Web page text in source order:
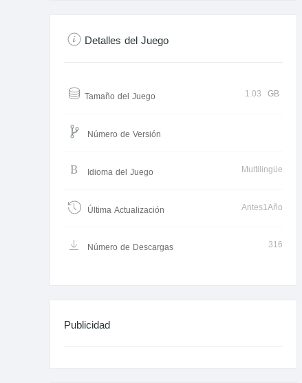
Detalles del Juego
Tamaño del Juego 1.03 GB
Número de Versión
Idioma del Juego Multilingüe
Última Actualización Antes1Año
Número de Descargas 316
Publicidad